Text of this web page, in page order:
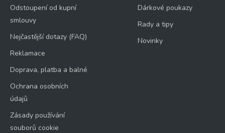
Odstoupení od kupní
smlouvy
Nejčastější dotazy (FAQ)
Reklamace
Doprava, platba a balné
Ochrana osobních
údajů
Zásady používání
souborů cookie
Dárkové poukazy
Rady a tipy
Novinky